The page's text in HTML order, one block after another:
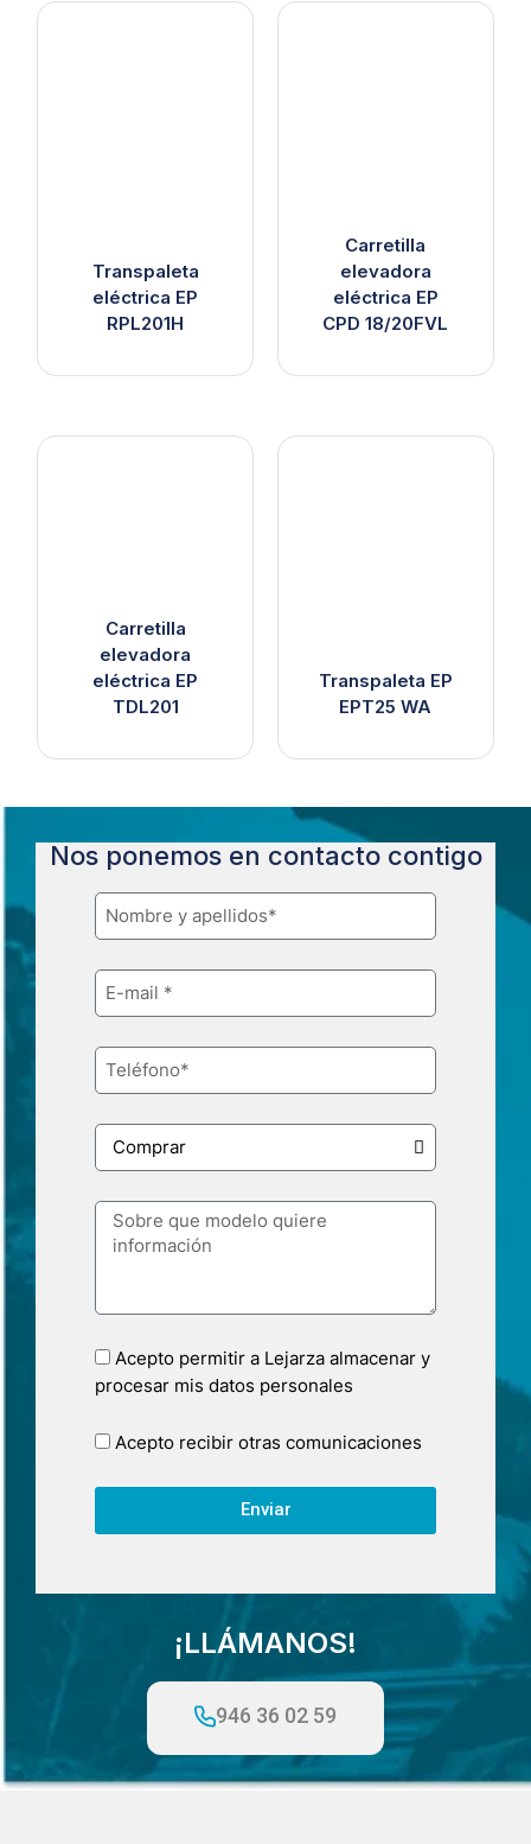
Transpaleta
eléctrica EP
RPL201H
Carretilla
elevadora
eléctrica EP
CPD 18/20FVL
Carretilla
elevadora
eléctrica EP
TDL201
Transpaleta EP
EPT25 WA
Nos ponemos en contacto contigo
Acepto permitir a Lejarza almacenar y
procesar mis datos personales
Acepto recibir otras comunicaciones
Enviar
¡LLÁMANOS!
946 36 02 59